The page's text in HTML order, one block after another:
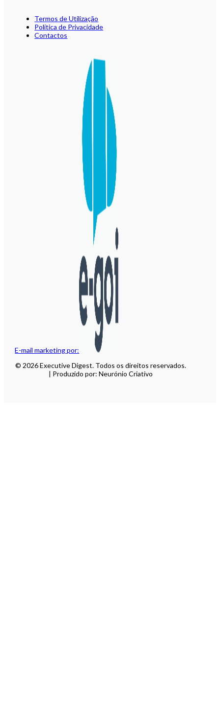
E-mail marketing por:
Termos de Utilização
Política de Privacidade
Contactos
© 2026 Executive Digest. Todos os direitos reservados.
| Produzido por: Neurónio Criativo